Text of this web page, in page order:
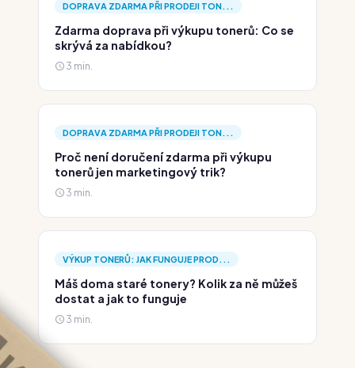
DOPRAVA ZDARMA PŘI PRODEJI TON...
Zdarma doprava při výkupu tonerů: Co se
skrývá za nabídkou?
3 min.
DOPRAVA ZDARMA PŘI PRODEJI TON...
Proč není doručení zdarma při výkupu
tonerů jen marketingový trik?
3 min.
VÝKUP TONERŮ: JAK FUNGUJE PROD...
Máš doma staré tonery? Kolik za ně můžeš
dostat a jak to funguje
3 min.